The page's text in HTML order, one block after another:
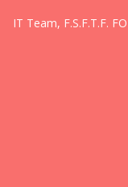
IT Team, F.S.F.T.F.